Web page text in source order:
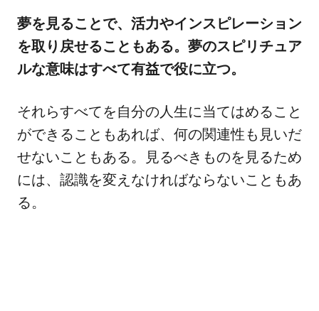
夢を見ることで、活力やインスピレーション
を取り戻せることもある。夢のスピリチュア
ルな意味はすべて有益で役に立つ。
それらすべてを自分の人生に当てはめること
ができることもあれば、何の関連性も見いだ
せないこともある。見るべきものを見るため
には、認識を変えなければならないこともあ
る。